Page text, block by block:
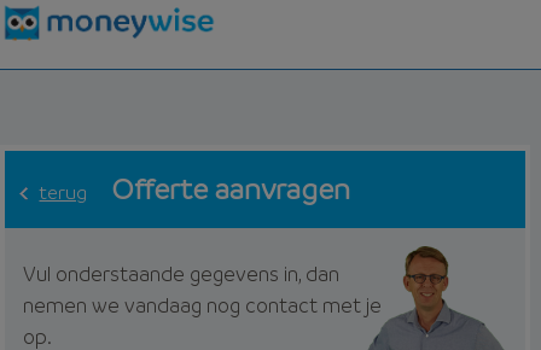
terug Offerte aanvragen
Vul onderstaande gegevens in, dan
nemen we vandaag nog contact met je
op.